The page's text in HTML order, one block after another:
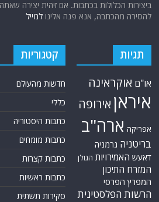
ביצירות הכלולות בכתבות. אם זיהית יצירה
להסירה מהכתבה, אנא פנה אלינולמייל
תגיות
או"ם אוקראינה
איראן אירופה
אפריקה ארה"ב
בריטניה גרמניה
דאעש האמירויות הגולן
המזרח התיכון
המפרץ הפרסי
הרשות הפלסטינית
קטגוריות
חדשות מהעולם
כללי
כתבות היסטוריה
כתבות מומחים
כתבות קצרות
כתבות ראשיות
סקירות תשתית